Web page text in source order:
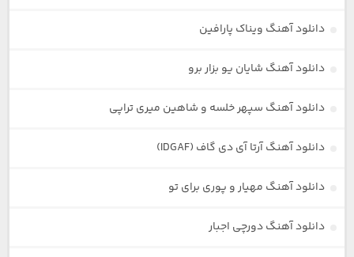
دانلود آهنگ ویناک پارافین
دانلود آهنگ شایان یو بزار برو
دانلود آهنگ سپهر خلسه و شاهین میری تراپی
دانلود آهنگ آرتا آی دی گاف (IDGAF)
دانلود آهنگ مهیار و پوری برای تو
دانلود آهنگ دورچی اجبار